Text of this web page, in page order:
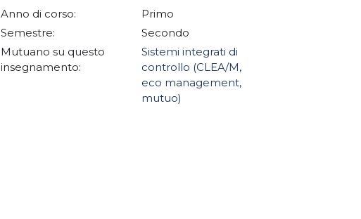
Anno di corso:
Primo
Semestre:
Secondo
Mutuano su questo
insegnamento:
Sistemi integrati di
controllo (CLEA/M,
eco management,
mutuo)